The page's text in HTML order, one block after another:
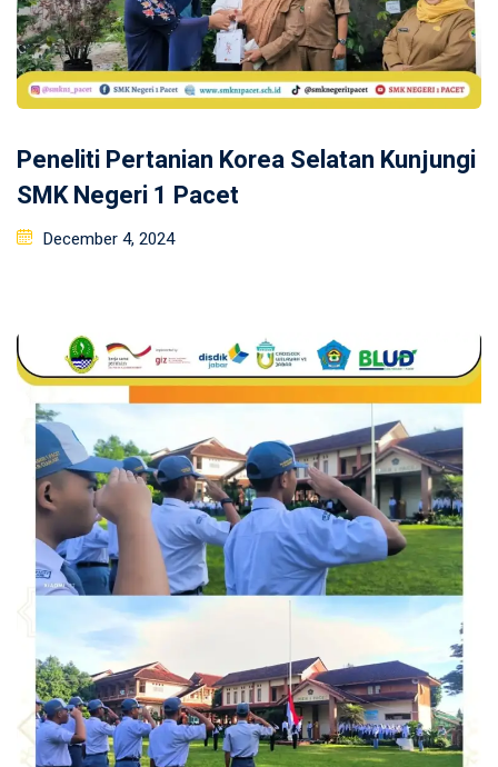
Peneliti Pertanian Korea Selatan Kunjungi
SMK Negeri 1 Pacet
Posted
December 4, 2024